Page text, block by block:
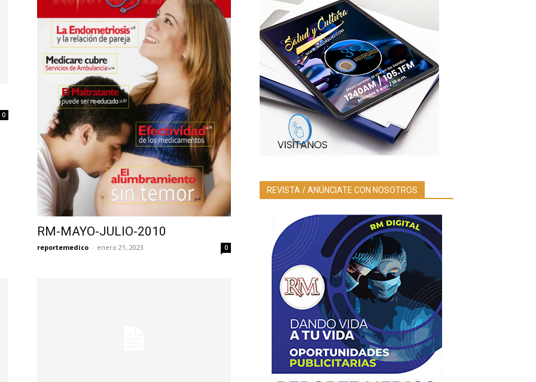
0
RM-MAYO-JULIO-2010
reportemedico - enero 21, 2023 0
REVISTA / ANÚNCIATE CON NOSOTROS